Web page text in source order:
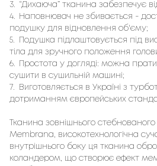
3.
“Дихаюча” тканина забезпечує
4.
Наповнювач не збивається -
подушку для відновлення об'єму;
5.
Подушка підлаштовується під
тіла для зручного положення
6.
Простота у догляді: можна
сушити в сушильній машині;
7.
Виготовляється в Україні з
дотриманням європейських
Тканина зовнішнього
Membrana, високотехнологічна
внутрішнього боку ця тканина
коландером, що створює ефект